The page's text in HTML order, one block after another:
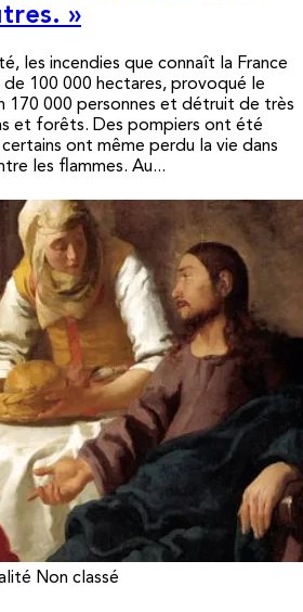
»
les incendies que connaît la France
100 000 hectares, provoqué le
170 000 personnes et détruit de très
et forêts. Des pompiers ont été
ont même perdu la vie dans
les flammes. Au...
Non classé